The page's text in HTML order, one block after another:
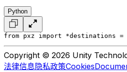
Python
from pxz import *destinations
Copyright © 2026 Unity
法律信息隐私政策Cookies